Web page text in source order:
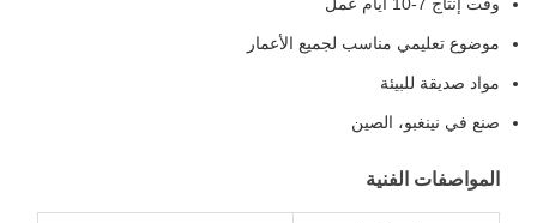
موضوع تعليمي مناسب لجميع الأعمار
مواد صديقة للبيئة
صنع في نينغبو، الصين
المواصفات الفنية